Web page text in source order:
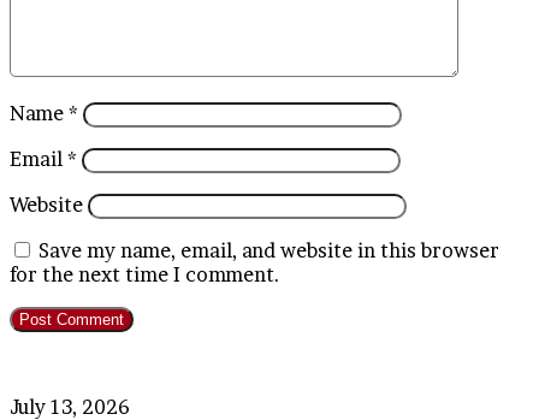
Name *
Email *
Website
Save my name, email, and website in this browser
for the next time I comment.
PT
July 13, 2026